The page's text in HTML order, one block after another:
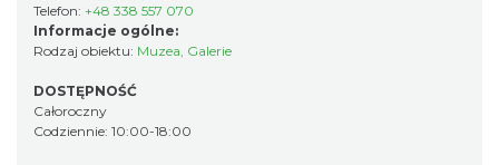
Telefon: +48 338 557 070
Informacje ogólne:
Rodzaj obiektu: Muzea, Galerie
DOSTĘPNOŚĆ
Całoroczny
Codziennie: 10:00-18:00